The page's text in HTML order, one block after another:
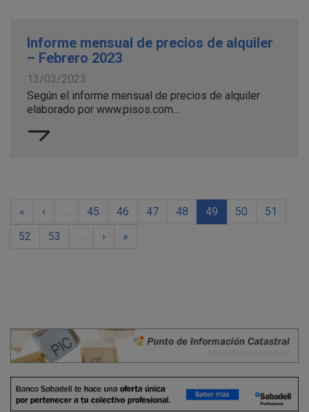
Informe mensual de precios de alquiler
– Febrero 2023
13/03/2023
Según el informe mensual de precios de alquiler
elaborado por www.pisos.com...
« ‹ … 45 46 47 48 49 50
51
52
53 … › »